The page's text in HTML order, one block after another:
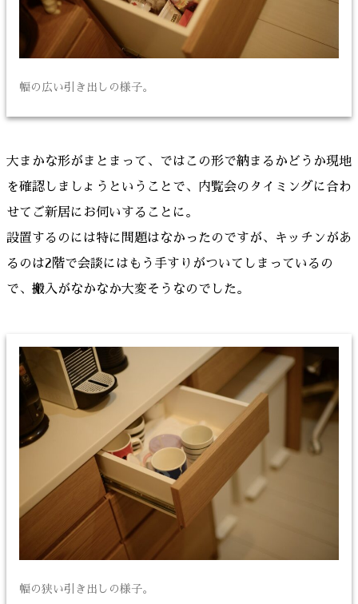
幅の広い引き出しの様子。
大まかな形がまとまって、ではこの形で納まるかどうか現地
を確認しましょうということで、内覧会のタイミングに合わ
せてご新居にお伺いすることに。
設置するのには特に問題はなかったのですが、キッチンがあ
るのは2階で会談にはもう手すりがついてしまっているの
で、搬入がなかなか大変そうなのでした。
幅の狭い引き出しの様子。